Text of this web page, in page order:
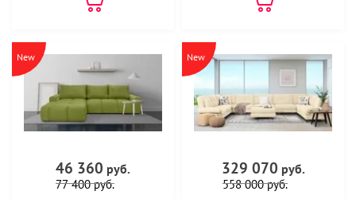
New
46 360 руб.
77 400руб.
New
329 070 руб.
558 000руб.